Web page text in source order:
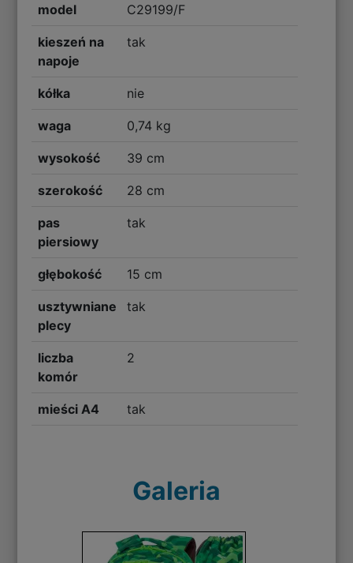
model C29199/F
kieszeń na
napoje
tak
kółka nie
waga 0,74 kg
wysokość 39 cm
szerokość 28 cm
pas
piersiowy
tak
głębokość 15 cm
usztywniane
plecy
tak
liczba
komór
2
mieści A4 tak
Galeria